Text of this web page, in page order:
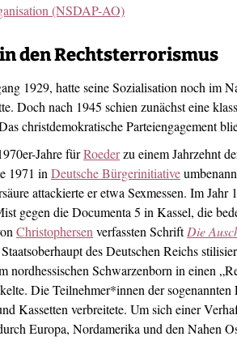
(NSDAP-AO)
in den Rechtsterrorismus
1929, hatte seine Sozialisation noch im
Doch nach 1945 schien zunächst eine
christdemokratische Parteiengagement
Jahre fürRoederzu einem Jahrzehnt
1971 in Deutsche Bürgerinitiative
attackierte er etwa Sexmessen. Im
gegen die Documenta 5 in Kassel, die
Christophersen verfassten SchriftDie
des Deutschen Reichs
nordhessischen Schwarzenborn in einen
Die Teilnehmer*innen der
Kassetten verbreitete. Um sich einer
Europa, Nordamerika und den Nahen